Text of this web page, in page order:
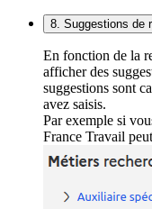
8. Suggestions de
En fonction de la
afficher des
suggestions sont
avez saisis.
Par exemple si
France Travail